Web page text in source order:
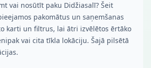
vai nosūtīt paku Didžiasalī? Šeit
pakomātus un saņemšanas
karti un filtrus, lai ātri izvēlētos ērtāko
vai cita tīkla lokāciju. Šajā pilsētā